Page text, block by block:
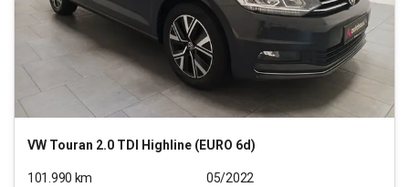
VW Touran 2.0 TDI Highline (EURO 6d)
101.990 km
05/2022